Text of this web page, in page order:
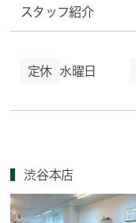
スタッフ紹介
定休 水曜日
渋谷本店